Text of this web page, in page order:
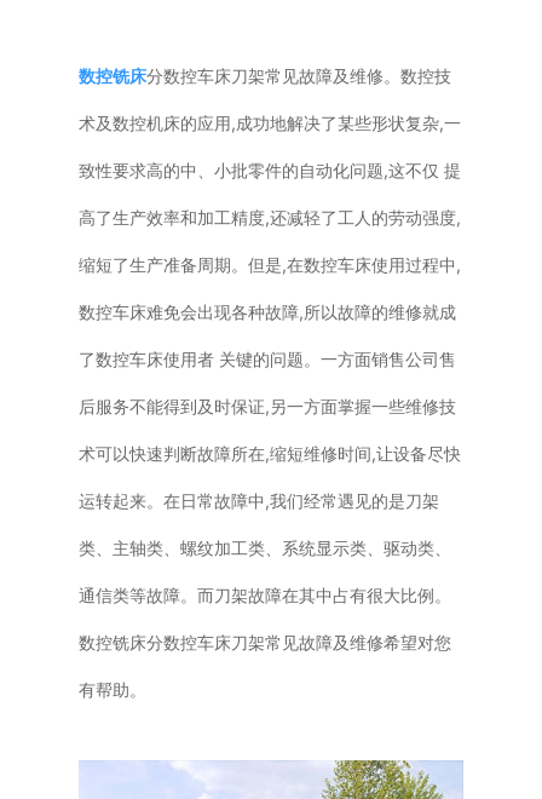
其他机床
数控铣床分数控车床刀架常见故障及维修。数控技
术及数控机床的应用,成功地解决了某些形状复杂,一
致性要求高的中、小批零件的自动化问题,这不仅 提
高了生产效率和加工精度,还减轻了工人的劳动强度,
缩短了生产准备周期。但是,在数控车床使用过程中,
数控车床难免会出现各种故障,所以故障的维修就成
了数控车床使用者 关键的问题。一方面销售公司售
后服务不能得到及时保证,另一方面掌握一些维修技
术可以快速判断故障所在,缩短维修时间,让设备尽快
运转起来。在日常故障中,我们经常遇见的是刀架
类、主轴类、螺纹加工类、系统显示类、驱动类、
通信类等故障。而刀架故障在其中占有很大比例。
数控铣床分数控车床刀架常见故障及维修希望对您
有帮助。